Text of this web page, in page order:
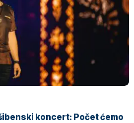
koncert: Počet ćemo